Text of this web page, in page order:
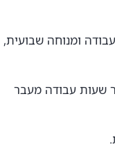
ומנוחה שבועית,
שעות עבודה מעבר